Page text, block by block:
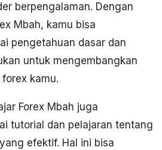
berpengalaman. Dengan
Mbah, kamu bisa
pengetahuan dasar dan
untuk mengembangkan
kamu.
Forex Mbah juga
tutorial dan pelajaran tentang
efektif. Hal ini bisa